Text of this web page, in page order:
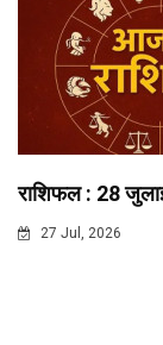
राशिफल : 28
27 Jul, 2026